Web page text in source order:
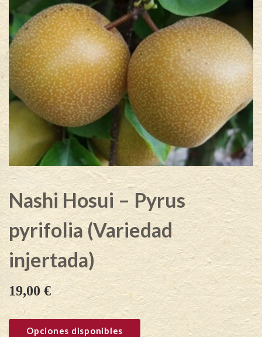
Nashi Hosui – Pyrus
pyrifolia (Variedad
injertada)
19,00€
Opciones disponibles